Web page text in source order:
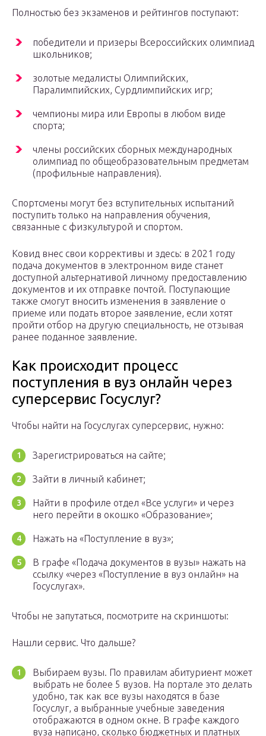
Полностью без экзаменов и рейтингов поступают:
победители и призеры Всероссийских олимпиад
школьников;
золотые медалисты Олимпийских,
Паралимпийских, Сурдлимпийских игр;
чемпионы мира или Европы в любом виде
спорта;
члены российских сборных международных
олимпиад по общеобразовательным предметам
(профильные направления).
Спортсмены могут без вступительных испытаний
поступить только на направления обучения,
связанные с физкультурой и спортом.
Ковид внес свои коррективы и здесь: в 2021 году
подача документов в электронном виде станет
доступной альтернативой личному предоставлению
документов и их отправке почтой. Поступающие
также смогут вносить изменения в заявление о
приеме или подать второе заявление, если хотят
пройти отбор на другую специальность, не отзывая
ранее поданное заявление.
Как происходит процесс
поступления в вуз онлайн через
суперсервис Госуслуг?
Чтобы найти на Госуслугах суперсервис, нужно:
Зарегистрироваться на сайте;
Зайти в личный кабинет;
Найти в профиле отдел «Все услуги» и через
него перейти в окошко «Образование»;
Нажать на «Поступление в вуз»;
В графе «Подача документов в вузы» нажать на
ссылку «через «Поступление в вуз онлайн» на
Госуслугах».
Чтобы не запутаться, посмотрите на скриншоты:
Нашли сервис. Что дальше?
Выбираем вузы. По правилам абитуриент может
выбрать не более 5 вузов. На портале это делать
удобно, так как все вузы находятся в базе
Госуслуг, а выбранные учебные заведения
отображаются в одном окне. В графе каждого
вуза написано, сколько бюджетных и платных